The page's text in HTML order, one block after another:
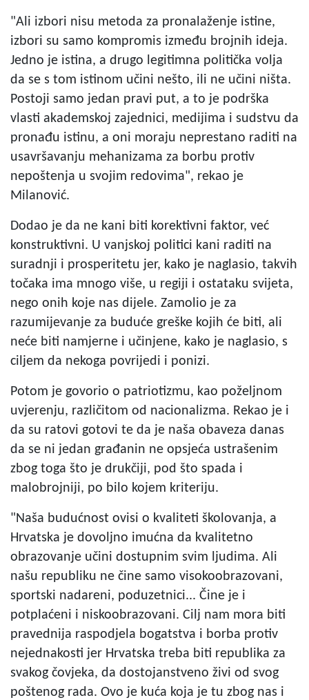
"Ali izbori nisu metoda za pronalaženje istine,
izbori su samo kompromis između brojnih ideja.
Jedno je istina, a drugo legitimna politička volja
da se s tom istinom učini nešto, ili ne učini ništa.
Postoji samo jedan pravi put, a to je podrška
vlasti akademskoj zajednici, medijima i sudstvu da
pronađu istinu, a oni moraju neprestano raditi na
usavršavanju mehanizama za borbu protiv
nepoštenja u svojim redovima", rekao je
Milanović.
Dodao je da ne kani biti korektivni faktor, već
konstruktivni. U vanjskoj politici kani raditi na
suradnji i prosperitetu jer, kako je naglasio, takvih
točaka ima mnogo više, u regiji i ostataku svijeta,
nego onih koje nas dijele. Zamolio je za
razumijevanje za buduće greške kojih će biti, ali
neće biti namjerne i učinjene, kako je naglasio, s
ciljem da nekoga povrijedi i ponizi.
Potom je govorio o patriotizmu, kao poželjnom
uvjerenju, različitom od nacionalizma. Rekao je i
da su ratovi gotovi te da je naša obaveza danas
da se ni jedan građanin ne opsjeća ustrašenim
zbog toga što je drukčiji, pod što spada i
malobrojniji, po bilo kojem kriteriju.
"Naša budućnost ovisi o kvaliteti školovanja, a
Hrvatska je dovoljno imućna da kvalitetno
obrazovanje učini dostupnim svim ljudima. Ali
našu republiku ne čine samo visokoobrazovani,
sportski nadareni, poduzetnici... Čine je i
potplaćeni i niskoobrazovani. Cilj nam mora biti
pravednija raspodjela bogatstva i borba protiv
nejednakosti jer Hrvatska treba biti republika za
svakog čovjeka, da dostojanstveno živi od svog
poštenog rada. Ovo je kuća koja je tu zbog nas i